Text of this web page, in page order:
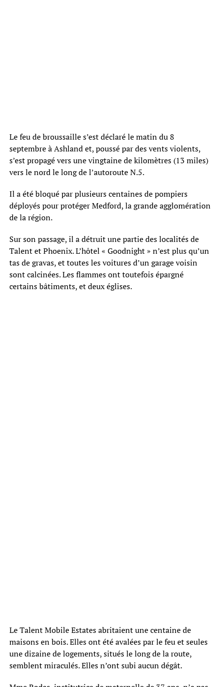
Le feu de broussaille s’est déclaré le matin du 8
septembre à Ashland et, poussé par des vents violents,
s’est propagé vers une vingtaine de kilomètres (13 miles)
vers le nord le long de l’autoroute N.5.
Il a été bloqué par plusieurs centaines de pompiers
déployés pour protéger Medford, la grande agglomération
de la région.
Sur son passage, il a détruit une partie des localités de
Talent et Phoenix. L’hôtel « Goodnight » n’est plus qu’un
tas de gravas, et toutes les voitures d’un garage voisin
sont calcinées. Les flammes ont toutefois épargné
certains bâtiments, et deux églises.
Le Talent Mobile Estates abritaient une centaine de
maisons en bois. Elles ont été avalées par le feu et seules
une dizaine de logements, situés le long de la route,
semblent miraculés. Elles n’ont subi aucun dégât.